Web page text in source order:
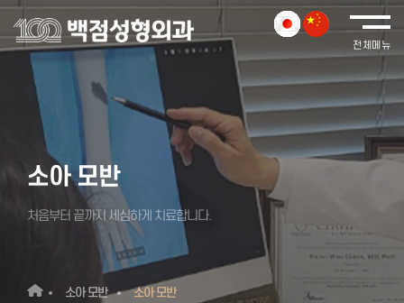
소아 모반
처음부터 끝까지 세심하게 치료합니다.
소아 모반 소아 모반